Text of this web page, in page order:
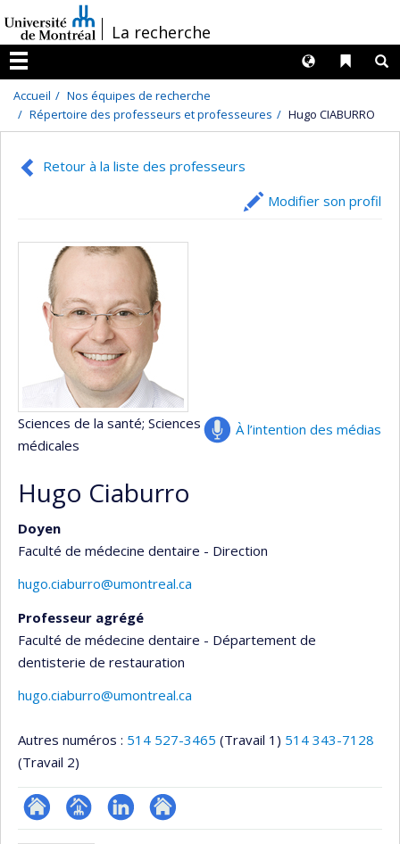
au
contenu
/La recherche
Menu
Liens
Langues
Accueil
Nos équipes de recherche
Répertoire des professeurs et professeures
Hugo CIABURRO
Retour à la liste des professeurs
Modifier son profil
À l’intention des médias
Sciences de la santé; Sciences
médicales
Hugo Ciaburro
Doyen
Faculté de médecine dentaire - Direction
hugo.ciaburro@umontreal.ca
Professeur agrégé
Faculté de médecine dentaire - Département de
dentisterie de restauration
hugo.ciaburro@umontreal.ca
Autres numéros : 514 527-3465 (Travail 1) 514 343-7128
(Travail 2)
ResearchGate
Page LinkedInAutre